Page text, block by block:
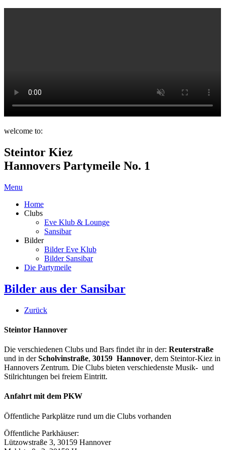
welcome to:
Steintor Kiez
Hannovers Partymeile No. 1
Menu
Home
Clubs
Eve Klub & Lounge
Sansibar
Bilder
Bilder Eve Klub
Bilder Sansibar
Die Partymeile
Bilder aus der Sansibar
Zurück
Steintor Hannover
Die verschiedenen Clubs und Bars findet ihr in der: Reuterstraße
und in derScholvinstraße, 30159 Hannover, dem Steintor-Kiez in
Hannovers Zentrum. Die Clubs bieten verschiedenste Musik- und
Stilrichtungen bei freiem Eintritt.
Anfahrt mit dem PKW
Öffentliche Parkplätze rund um die Clubs vorhanden
Öffentliche Parkhäuser:
Lützowstraße 3, 30159 Hannover